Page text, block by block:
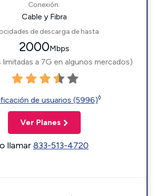
Conexión:
Cable y Fibra
de descarga de hasta
2000Mbps
limitadas a 7G en algunos mercados)
de usuarios (5996)◊
Ver Planes
o llamar833-513-4720